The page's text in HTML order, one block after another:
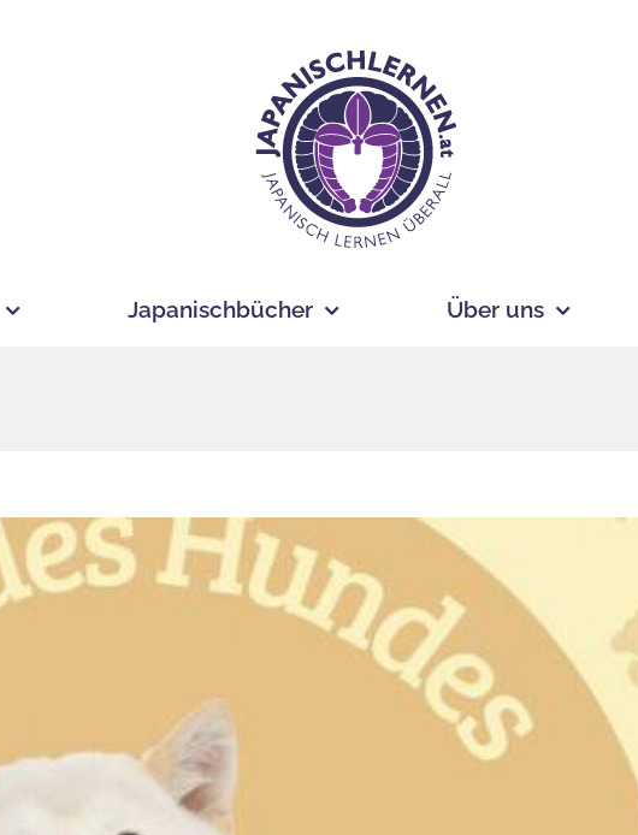
Japanischbücher Über uns